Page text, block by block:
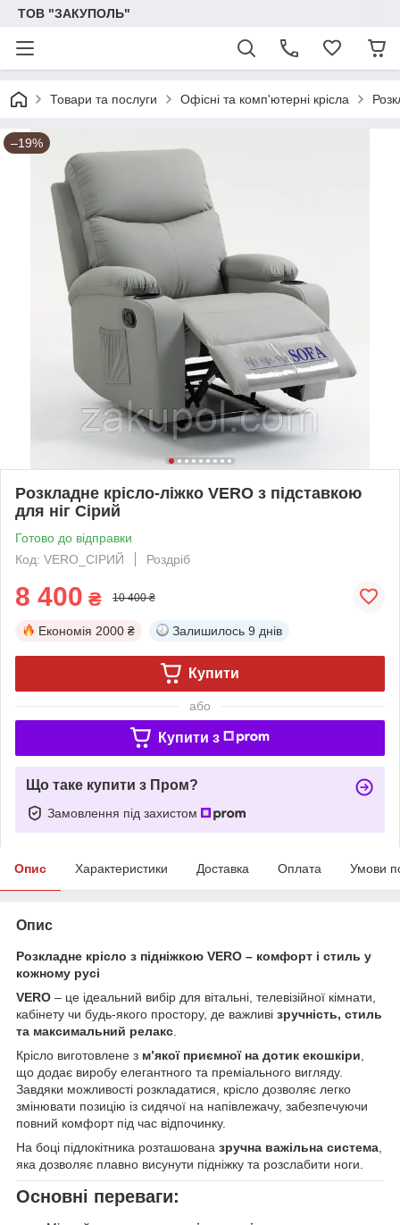
ТОВ "ЗАКУПОЛЬ"
Товари та послуги Офісні та комп'ютерні крісла
–19%
Розкладне крісло-ліжко VERO з підставкою
для ніг Сірий
Готово до відправки
Код: VERO_СІРИЙ
Роздріб
8 400 ₴ 10 400 ₴
Економія 2000 ₴ Залишилось 9 днів
Купити
або
Купити з
Що таке купити з Пром?
Замовлення під захистом
Опис Характеристики Доставка Оплата Умови
Опис
Розкладне крісло з підніжкою VERO – комфорт і стиль у
кожному русі
VERO – це ідеальний вибір для вітальні, телевізійної кімнати,
кабінету чи будь-якого простору, де важливі зручність, стиль
та максимальний релакс
Крісло виготовлене з м’якої приємної на дотик екошкіри
що додає виробу елегантного та преміального вигляду.
Завдяки можливості розкладатися, крісло дозволяє легко
змінювати позицію із сидячої на напівлежачу, забезпечуючи
повний комфорт під час відпочинку.
На боці підлокітника розташована зручна важільна система
яка дозволяє плавно висунути підніжку та розслабити ноги.
Основні переваги: